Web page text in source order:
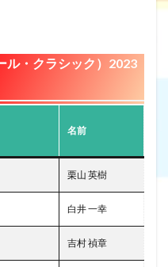
ル・クラシック ）2023
名前
栗山 英樹
白井 一幸
吉村 禎章